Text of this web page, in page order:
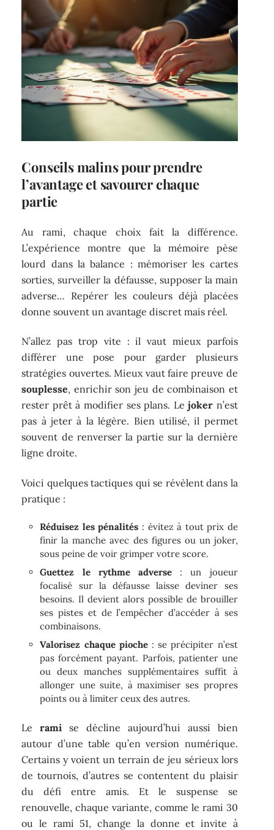
Conseils malins pour prendre
l’avantage et savourer chaque
partie
Au rami, chaque choix fait la différence.
L’expérience montre que la mémoire pèse
lourd dans la balance : mémoriser les cartes
sorties, surveiller la défausse, supposer la main
adverse… Repérer les couleurs déjà placées
donne souvent un avantage discret mais réel.
N’allez pas trop vite : il vaut mieux parfois
différer une pose pour garder plusieurs
stratégies ouvertes. Mieux vaut faire preuve de
souplesse, enrichir son jeu de combinaison et
rester prêt à modifier ses plans. Lejoker n’est
pas à jeter à la légère. Bien utilisé, il permet
souvent de renverser la partie sur la dernière
ligne droite.
Voici quelques tactiques qui se révèlent dans la
pratique :
Réduisez les pénalités : évitez à tout prix de
finir la manche avec des figures ou un joker,
sous peine de voir grimper votre score.
Guettez le rythme adverse : un joueur
focalisé sur la défausse laisse deviner ses
besoins. Il devient alors possible de brouiller
ses pistes et de l’empêcher d’accéder à ses
combinaisons.
Valorisez chaque pioche: se précipiter n’est
pas forcément payant. Parfois, patienter une
ou deux manches supplémentaires suffit à
allonger une suite, à maximiser ses propres
points ou à limiter ceux des autres.
Lerami se décline aujourd’hui aussi bien
autour d’une table qu’en version numérique.
Certains y voient un terrain de jeu sérieux lors
de tournois, d’autres se contentent du plaisir
du défi entre amis. Et le suspense se
renouvelle, chaque variante, comme le rami 30
ou le rami 51, change la donne et invite à